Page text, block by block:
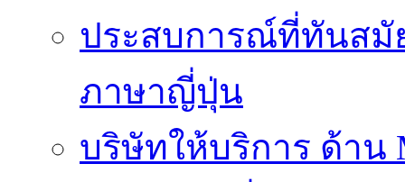
ประสบการณ์ที่ทันสมั
ภาษาญี่ปุ่น
บริษัทให้บริการ ด้าน